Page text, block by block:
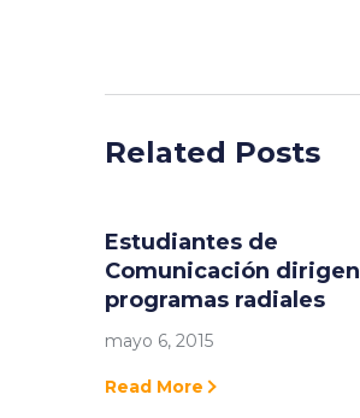
Related Posts
Estudiantes de
Comunicación dirigen
programas radiales
mayo 6, 2015
Read More